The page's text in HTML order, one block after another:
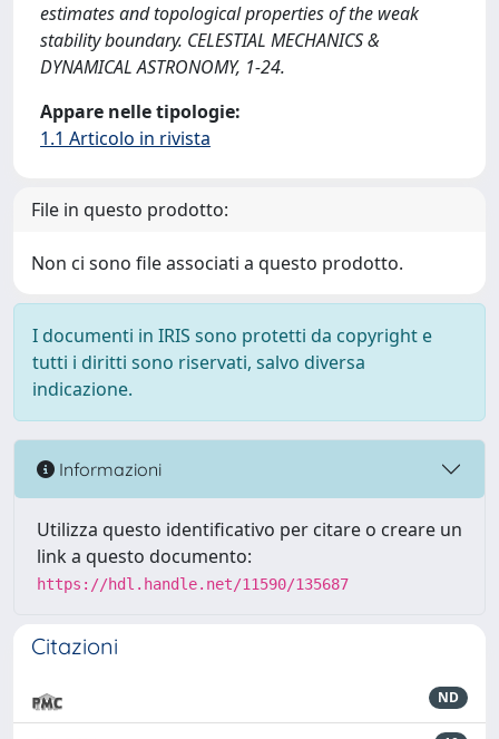
estimates and topological properties of the weak
stability boundary. CELESTIAL MECHANICS &
DYNAMICAL ASTRONOMY, 1-24.
Appare nelle tipologie:
1.1 Articolo in rivista
File in questo prodotto:
Non ci sono file associati a questo prodotto.
I documenti in IRIS sono protetti da copyright e
tutti i diritti sono riservati, salvo diversa
indicazione.
Informazioni
Utilizza questo identificativo per citare o creare un
link a questo documento:
https://hdl.handle.net/11590/135687
Citazioni
ND